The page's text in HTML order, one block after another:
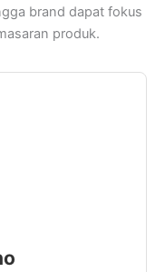
brand dapat fokus
produk.